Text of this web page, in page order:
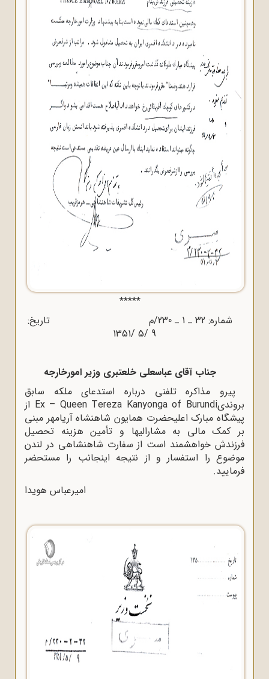
*****
شماره: 32 ـ 1 ـ 230/م تاریخ:
9 /5 /1351
جناب آقای عباسعلی خلعتبری وزیر امورخارجه
پیرو مذاکره تلفنی درباره استدعای ملکه سابق
بروندیEx – Queen Tereza Kanyonga of Burundi از
پیشگاه مبارک اعلیحضرت همایون شاهنشاه آریامهر مبنی
بر کمک مالی به مشارالیها و تأمین هزینه تحصیل
فرزندش خواهشمند است از سفارت شاهنشاهی در لندن
موضوع را استفسار و از نتیجه اینجانب را مستحضر
فرمایید.
امیرعباس هویدا